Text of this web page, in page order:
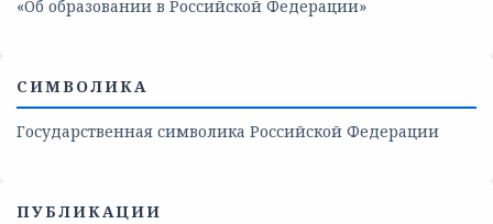
«Об образовании в Российской Федерации»
СИМВОЛИКА
Государственная символика Российской Федерации
ПУБЛИКАЦИИ